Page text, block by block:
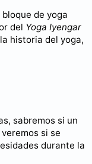
de yoga
del Yoga Iyengar
historia del yoga,
sabremos si un
si se
durante la